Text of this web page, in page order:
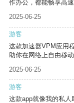
作办公，都能畅享高
2025-06-25
游客
这款加速器VPM应用
助你在网络上自由移动
2025-06-25
游客
这款app就像我的私